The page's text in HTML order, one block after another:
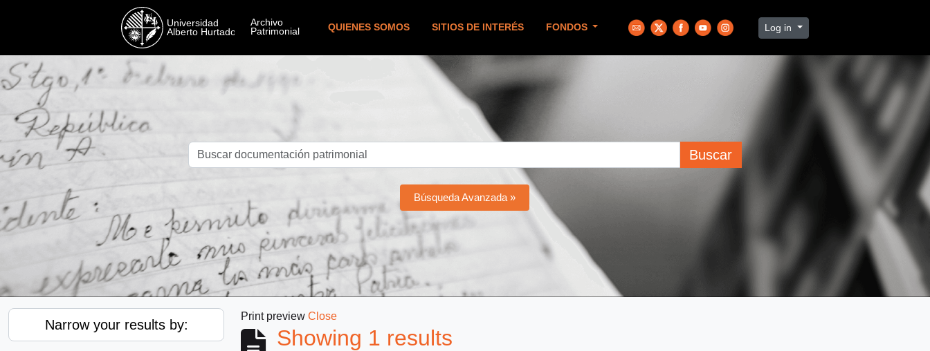
QUIENES SOMOS SITIOS DE INTERÉS FONDOS Log in
Buscar
Búsqueda Avanzada »
Narrow your results by:
Print preview Close
Showing 1 results